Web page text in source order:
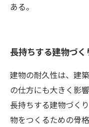
ある。
長持ちする建物づく
建物の耐久性は、建
の仕方にも大きく影
長持ちする建物づく
物をつくるための骨